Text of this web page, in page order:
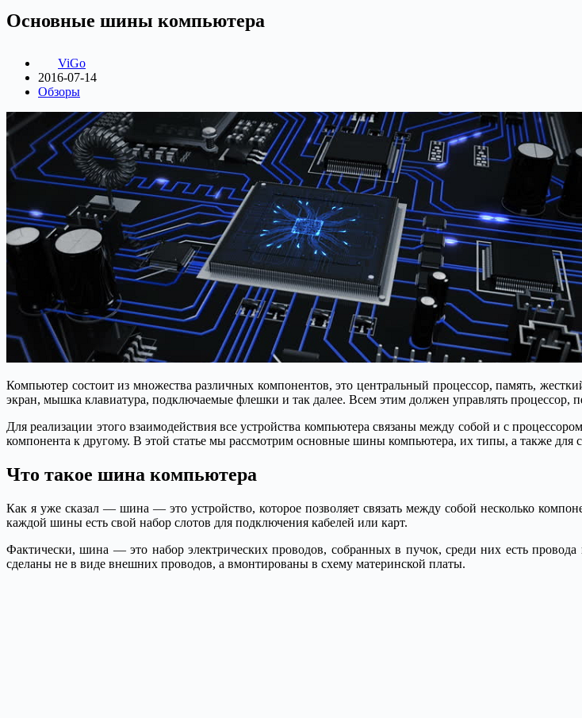
Основные шины компьютера
ViGo
2016-07-14
Обзоры
Компьютер состоит из множества различных компонентов, это центральный процессор, память,
экран, мышка клавиатура, подключаемые флешки и так далее. Всем этим должен управлять процессор,
Для реализации этого взаимодействия все устройства компьютера связаны между собой и с
компонента к другому. В этой статье мы рассмотрим основные шины компьютера, их типы, а также для
Что такое шина компьютера
Как я уже сказал — шина — это устройство, которое позволяет связать между собой несколько
каждой шины есть свой набор слотов для подключения кабелей или карт.
Фактически, шина — это набор электрических проводов, собранных в пучок, среди них есть
сделаны не в виде внешних проводов, а вмонтированы в схему материнской платы.